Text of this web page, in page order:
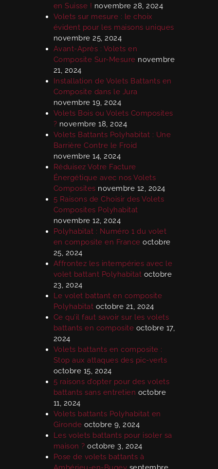
en Suisse ! novembre 28, 2024
Volets sur mesure : le choix
évident pour les maisons uniques
novembre 25, 2024
Avant-Après : Volets en
Composite Sur-Mesure novembre
21, 2024
Installation de Volets Battants en
Composite dans le Jura
novembre 19, 2024
Volets Bois ou Volets Composites
? novembre 18, 2024
Volets Battants Polyhabitat : Une
Barrière Contre le Froid
novembre 14, 2024
Réduisez Votre Facture
Énergétique avec nos Volets
Composites novembre 12, 2024
5 Raisons de Choisir des Volets
Composites Polyhabitat
novembre 12, 2024
Polyhabitat : Numéro 1 du volet
en composite en France octobre
25, 2024
Affrontez les intempéries avec le
volet battant Polyhabitat octobre
23, 2024
Le volet battant en composite
Polyhabitat octobre 21, 2024
Ce qu’il faut savoir sur les volets
battants en composite octobre 17,
2024
Volets battants en composite :
Stop aux attaques des pic-verts
octobre 15, 2024
5 raisons d’opter pour des volets
battants sans entretien octobre
11, 2024
Volets battants Polyhabitat en
Gironde octobre 9, 2024
Les volets battants pour isoler sa
maison ? octobre 3, 2024
Pose de volets battants à